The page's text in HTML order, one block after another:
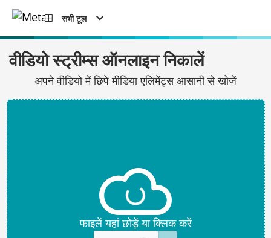
सभी टूल
वीडियो स्ट्रीम्स ऑनलाइन निकालें
अपने वीडियो में छिपे मीडिया एलिमेंट्स आसानी से खोजें
फाइलें यहां छोड़ें या क्लिक करें